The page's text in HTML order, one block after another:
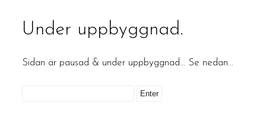
Under uppbyggnad.
Sidan är pausad & under uppbyggnad… Se nedan…